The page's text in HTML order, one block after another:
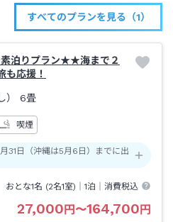
すべてのプランを見る（1）
素泊りプラン★★海まで２
応援！
） 6畳
喫煙
日（沖縄は5月6日）までに出
おとな1名 (2名1室)｜1泊 ｜消費税込
27,000円〜164,700円